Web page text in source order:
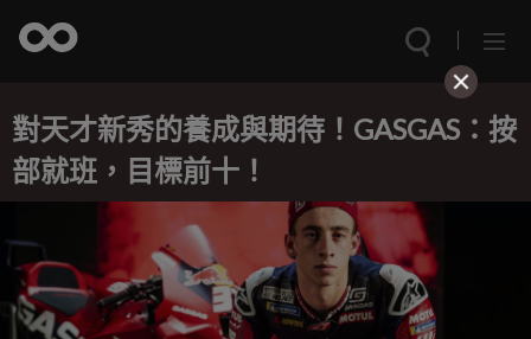
對天才新秀的養成與期待！GASGAS：按
部就班，目標前十！